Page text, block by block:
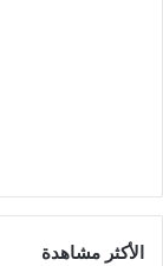
الأكثر مشاهدة